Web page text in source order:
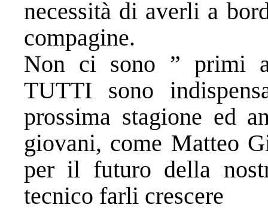
necessità di averli a
compagine.
Non ci sono ” primi
TUTTI sono
prossima stagione ed
giovani, come Matteo
per il futuro della
tecnico farli crescere